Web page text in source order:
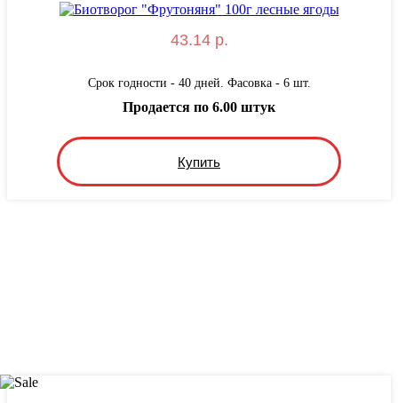
43.14 р.
Срок годности - 40 дней. Фасовка - 6 шт.
Купить
Продается по 6.00 штук